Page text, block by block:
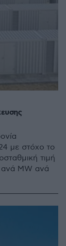
με στόχο το
τιμή
MW ανά